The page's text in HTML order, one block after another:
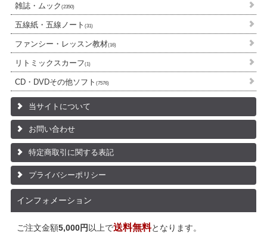
雑誌・ムック (2350)
五線紙・五線ノート (31)
ファンシー・レッスン教材(16)
リトミックスカーフ(1)
CD・DVDその他ソフト (7576)
当サイトについて
お問い合わせ
特定商取引に関する表記
プライバシーポリシー
インフォメーション
ご注文金額5,000円 以上で送料無料となります。